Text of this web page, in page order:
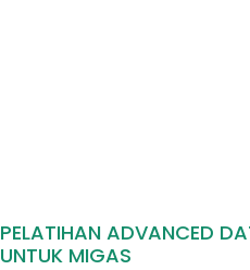
PELATIHAN ADVANCED
UNTUK MIGAS